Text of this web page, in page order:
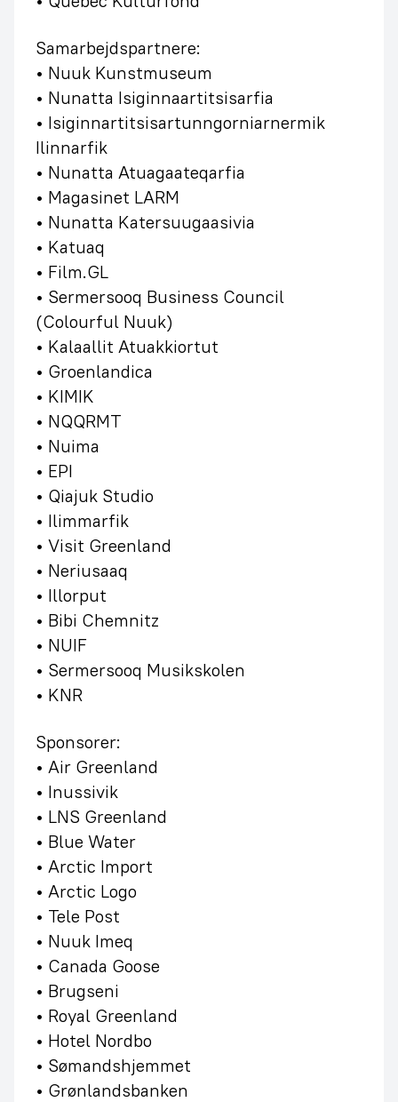
Samarbejdspartnere:
• Nuuk Kunstmuseum
• Nunatta Isiginnaartitsisarfia
• Isiginnartitsisartunngorniarnermik
Ilinnarfik
• Nunatta Atuagaateqarfia
• Magasinet LARM
• Nunatta Katersuugaasivia
• Katuaq
• Film.GL
• Sermersooq Business Council
(Colourful Nuuk)
• Kalaallit Atuakkiortut
• Groenlandica
• KIMIK
• NQQRMT
• Nuima
• EPI
• Qiajuk Studio
• Ilimmarfik
• Visit Greenland
• Neriusaaq
• Illorput
• Bibi Chemnitz
• NUIF
• Sermersooq Musikskolen
• KNR
Sponsorer:
• Air Greenland
• Inussivik
• LNS Greenland
• Blue Water
• Arctic Import
• Arctic Logo
• Tele Post
• Nuuk Imeq
• Canada Goose
• Brugseni
• Royal Greenland
• Hotel Nordbo
• Sømandshjemmet
• Grønlandsbanken